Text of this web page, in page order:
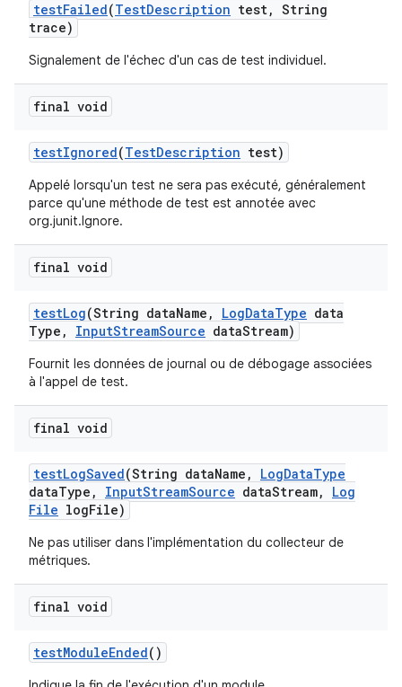
testFailed(TestDescription test, String
trace)
Signalement de l'échec d'un cas de test individuel.
final void
testIgnored(TestDescription test)
Appelé lorsqu'un test ne sera pas exécuté, généralement
parce qu'une méthode de test est annotée avec
org.junit.Ignore.
final void
testLog(String dataName , LogDataType data
Type , InputStreamSource dataStream)
Fournit les données de journal ou de débogage associées
à l'appel de test.
final void
testLogSaved(String dataName , LogDataType
dataType , InputStreamSource dataStream,
Log
File logFile)
Ne pas utiliser dans l'implémentation du collecteur de
métriques.
final void
testModuleEnded()